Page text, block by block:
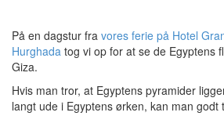
På en dagstur fra vores ferie på Hotel
Hurghada tog vi op for at se de Egyptens
Giza.
Hvis man tror, at Egyptens pyramider
langt ude i Egyptens ørken, kan man